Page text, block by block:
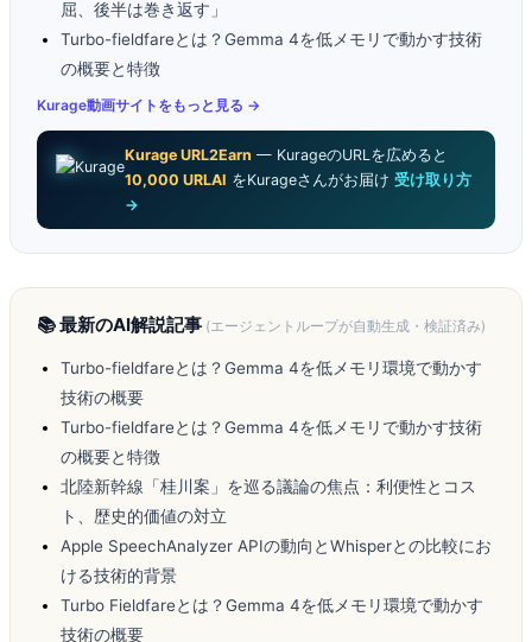
屈、後半は巻き返す」
Turbo-fieldfareとは？Gemma 4を低メモリで動かす技術
の概要と特徴
Kurage動画サイトをもっと見る →
Kurage URL2Earn — KurageのURLを広めると
10,000 URLAI をKurageさんがお届け 受け取り方
→
📚 最新のAI解説記事 (エージェントループが自動生成・検証済み)
Turbo-fieldfareとは？Gemma 4を低メモリ環境で動かす
技術の概要
Turbo-fieldfareとは？Gemma 4を低メモリで動かす技術
の概要と特徴
北陸新幹線「桂川案」を巡る議論の焦点：利便性とコス
ト、歴史的価値の対立
Apple SpeechAnalyzer APIの動向とWhisperとの比較にお
ける技術的背景
Turbo Fieldfareとは？Gemma 4を低メモリ環境で動かす
技術の概要